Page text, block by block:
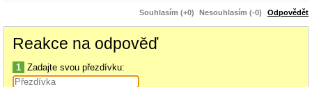
Souhlasím (+0) Nesouhlasím (-0) Odpovědět
Reakce na odpověď
1 Zadajte svou přezdívku: